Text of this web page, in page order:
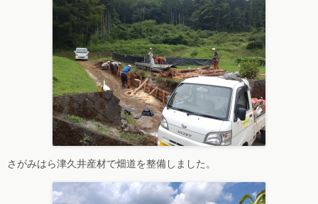
さがみはら津久井産材で畑道を整備しました。